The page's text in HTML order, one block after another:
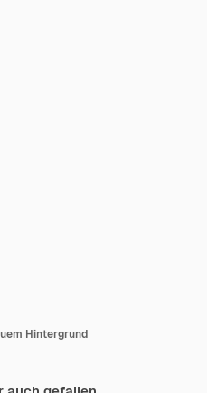
Hintergrund